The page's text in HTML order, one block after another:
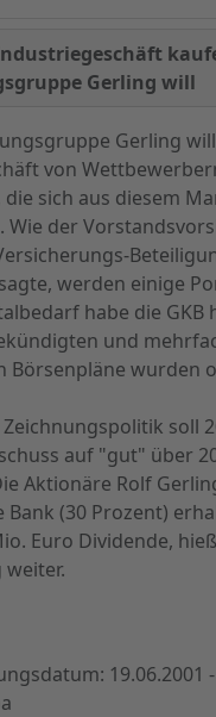
Gerling will
Gerling will
von
sich aus diesem
Wie der
werden einige
habe die GKB
und
Börsenpläne wurden
soll
auf "gut" über
Aktionäre Rolf
Bank (30 Prozent)
Euro Dividende,
19.06.2001 -